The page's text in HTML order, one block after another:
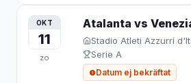
OKT
11
zo
Atalanta vs
Stadio Atleti Azzurri
Serie A
Datum ej bekräftat